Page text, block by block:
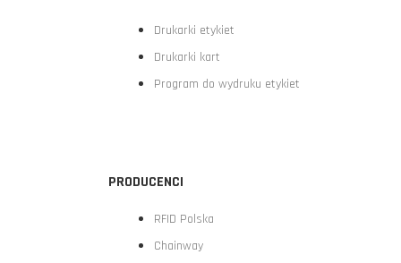
Drukarki etykiet
Drukarki kart
Program do wydruku etykiet
PRODUCENCI
RFID Polska
Chainway